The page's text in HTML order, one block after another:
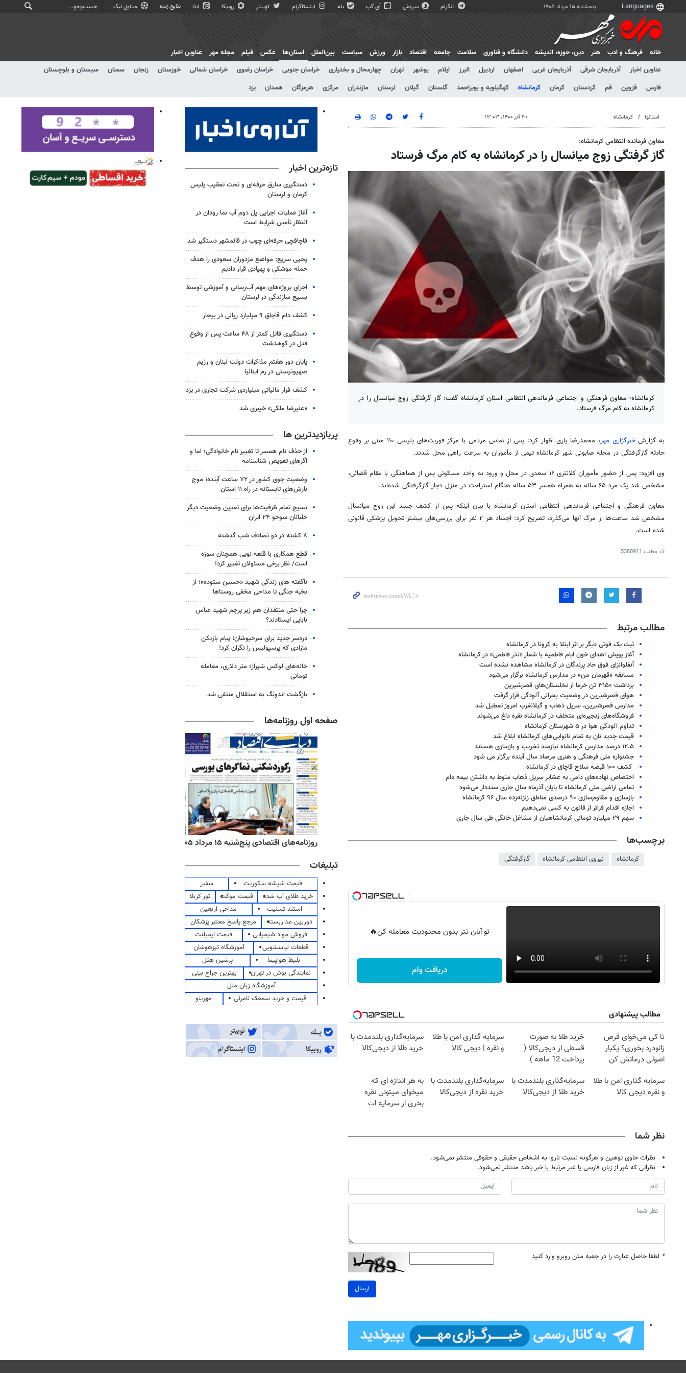
پنجشنبه ۱۵ مرداد ۱۴۰۵ تلگرام سروش آی گپ بله اینستاگرام توییتر روبیکا ایتا نتایج زنده جداول لیگ
خانه فرهنگ و ادب هنر دين، حوزه، انديشه دانشگاه و فناوری سلامت جامعه اقتصاد بازار ورزش سیاست بین‌الملل
استان‌ها
عناوین اخبار
آذربایجان شرقی آذربایجان غربی اصفهان اردبیل البرز ایلام بوشهر تهران چهارمحال و بختیاری خراسان جنوبی خراسان رضوی خراسان شمالی خوزستان زنجان سمنان
سیستان و بلوچستان
فارس
قزوین قم کردستان کرمان کرمانشاه کهگیلویه و بویراحمد گلستان گیلان لرستان مازندران مرکزی هرمزگان همدان یزد
عکس فیلم مجله مهر عناوین اخبار
استانها کرمانشاه ۳۰ آذر ۱۴۰۰، ۱۳:۰۳
معاون فرمانده انتظامی کرمانشاه:
گاز گرفتگی زوج میانسال را در کرمانشاه به کام مرگ فرستاد
کرمانشاه- معاون فرهنگی و اجتماعی فرماندهی انتظامی استان کرمانشاه گفت: گاز گرفتگی زوج میانسال را در
کرمانشاه به کام مرگ فرستاد.
به گزارشخبرگزاری مهر
، محمدرضا یاری اظهار کرد: پس از تماس مردمی با مرکز فوریت‌های پلیسی ۱۱۰ مبنی بر وقوع
حادثه گازگرفتگی در محله صابونی شهر کرمانشاه تیمی از مأموران به سرعت راهی محل شدند.
وی افزود: پس از حضور مأموران کلانتری ۱۶ سعدی در محل و ورود به واحد مسکونی پس از هماهنگی با مقام قضائی،
مشخص شد یک مرد ۶۵ ساله به همراه همسر ۵۳ ساله هنگام استراحت در منزل دچار گازگرفتگی شده‌اند.
معاون فرهنگی و اجتماعی فرماندهی انتظامی استان کرمانشاه با بیان اینکه پس از کشف جسد این زوج میانسال
مشخص شد ساعت‌ها از مرگ آنها می‌گذرد، تصریح کرد: اجساد هر ۲ نفر برای بررسی‌های بیشتر تحویل پزشکی قانونی
شده است.
کد مطلب 5380911
مطالب مرتبط
ثبت یک فوتی دیگر بر اثر ابتلا به کرونا در کرمانشاه
آغاز پویش اهدای خون ایام فاطمیه با شعار «نذر فاطمی» در کرمانشاه
آنفلوانزای فوق حاد پرندگان در کرمانشاه مشاهده نشده است
مسابقه «قهرمان من» در مدارس کرمانشاه برگزار می‌شود
برداشت ۳۱۵۰ تن خرما از نخلستان‌های قصرشیرین
هوای قصرشیرین در وضعیت بحرانی آلودگی قرار گرفت
مدارس قصرشیرین، سرپل ذهاب و گیلانغرب امروز تعطیل شد
فروشگاه‌های زنجیره‌ای متخلف در کرمانشاه نقره داغ می‌شوند
تداوم آلودگی هوا در ۵ شهرستان کرمانشاه
قیمت جدید نان به تمام نانوایی‌های کرمانشاه ابلاغ شد
۱۲.۵ درصد مدارس کرمانشاه نیازمند تخریب و بازسازی هستند
جشنواره ملی فرهنگی و هنری مرصاد سال آینده برگزار می شود
‍ کشف ۱۰۰ قبضه سلاح قاچاق در کرمانشاه
اختصاص نهاده‌های دامی به عشایر سرپل ذهاب منوط به داشتن بیمه دام
تمامی اراضی ملی کرمانشاه تا پایان آذرماه سال جاری سنددار می‌شود
بازسازی و مقاوم‌سازی ۹۰ درصدی مناطق زلزله‌زده سال ۹۶ کرمانشاه
اجازه اقدام فراتر از قانون به کسی نمی‌دهیم
سهم ۲۹‌ میلیارد تومانی کرمانشاهیان از مشاغل خانگی طی سال جاری
برچسب‌ها
کرمانشاه نیروی انتظامی کرمانشاه گازگرفتگی
تو آبان تتر بدون محدودیت معامله کن🔥
دریافت وام
مطالب پیشنهادی
تا کی می‌خوای قرص
زانودرد بخوری؟ یکبار
اصولی درمانش کن
خرید طلا به صورت
قسطی از دیجی‌کالا (
پرداخت 12 ماهه )
سرمایه گذاری امن با طلا
و نقره | دیجی کالا
سرمایه‌گذاری بلندمدت با
خرید طلا از دیجی‌کالا
سرمایه گذاری امن با طلا
و نقره دیجی کالا
سرمایه‌گذاری بلندمدت با
خرید طلا از دیجی‌کالا
سرمایه‌گذاری بلندمدت با
خرید نقره از دیجی‌کالا
به هر اندازه ای که
میخوای میتونی نقره
بخری از سرمایه ات
نظر شما
نظرات حاوی توهین و هرگونه نسبت ناروا به اشخاص حقیقی و حقوقی منتشر نمی‌شود.
نظراتی که غیر از زبان فارسی یا غیر مرتبط با خبر باشد منتشر نمی‌شود.
* لطفا حاصل عبارت را در جعبه متن روبرو وارد کنید
ارسال
تازه‌ترین اخبار
دستگیری سارق حرفه‌ای و تحت تعقیب پلیس
کرمان و لرستان
آغاز عملیات اجرایی پل دوم آب نما رودان در
انتظار تأمین شرایط است
قاچاقچی حرفه‌ای چوب در قائمشهر دستگیر شد
یحیی سریع: مواضع مزدوران سعودی را هدف
حمله موشکی و پهپادی قرار دادیم
اجرای پروژه‌های مهم آب‌رسانی و آموزشی توسط
بسیج سازندگی در لرستان
کشف دام قاچاق ۹ میلیارد ریالی در بیجار
دستگیری قاتل کمتر از ۴۸ ساعت پس از وقوع
قتل در کوهدشت
پایان دور هفتم مذاکرات دولت لبنان و رژیم
صهیونیستی در رم ایتالیا
کشف فرار مالیاتی میلیاردی شرکت تجاری در یزد
«علیرضا ملکی» خیبری شد
پربازدیدترین ها
از حذف نام همسر تا تغییر نام خانوادگی؛ اما و
اگرهای تعویض شناسنامه
وضعیت جوی کشور در ۷۲ ساعت آینده؛ موج
بارش‌های تابستانه در راه ۱۱ استان
بسیج تمام ظرفیت‌ها برای تعیین وضعیت دیگر
خلبانان سوخو ۲۴ ایران
۸ کشته در دو تصادف شب گذشته
قطع همکاری با قلعه نویی همچنان سوژه
است/ نظر برخی مسئولان تغییر کرد!
ناگفته های زندگی شهید «حسین ستوده»؛ از
نخبه جنگی تا مداحی مخفی روستاها
چرا حتی منتقدان هم زیر پرچم شهید عباس
بابایی ایستادند؟
دردسر جدید برای سرخپوشان؛ پیام بازیکن
مازادی که پرسپولیس را نگران کرد!
خانه‌های لوکس شیراز؛ متر دلاری، معامله
تومانی
بازگشت اندونگ به استقلال منتفی شد
صفحه اول روزنامه‌ها
روزنامه‌های اقتصادی چهارشنبه ۱۴ مرداد ۱۴۰۵ روزنامه‌های ورزشی پنج‌شنبه ۱۵ مرداد ۱۴۰۵ روزنامه‌های اقتصادی پنج‌شنبه ۱۵ مرداد ۱۴۰۵
تبلیغات
قیمت شیشه سکوریت
سفیر
خرید طلای آب شده
قیمت موکت
تور کربلا
استند تسلیت
مداحی اربعین
دوربین مداربسته
مرجع پاسخ معتبر پزشکان
فروش مواد شیمیایی
قیمت ایمپلنت
قطعات لباسشویی
آموزشگاه تیزهوشان
بلیط هواپیما
پرشین هتل
نمایندگی بوش در تهران
بهترین جراح بینی
آموزشگاه زبان ملل
قیمت و خرید سمعک نامرئی
مهرینو